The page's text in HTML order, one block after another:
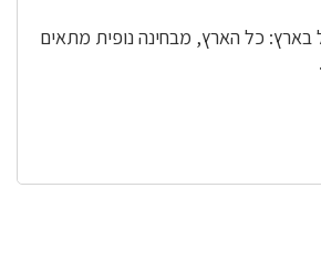
בארץ: כל הארץ, מבחינה נופית מתאים